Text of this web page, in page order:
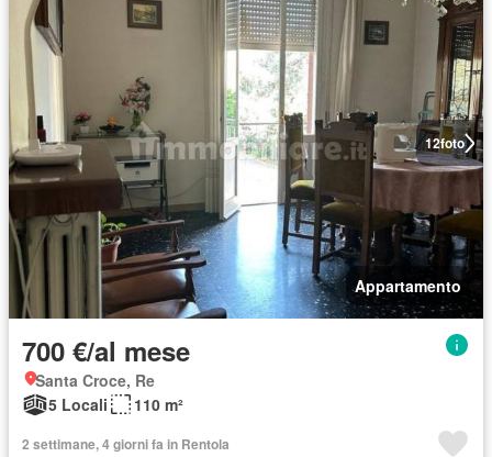
12foto
Appartamento
700 €/al mese
Santa Croce, Re
5 Locali
110 m²
2 settimane, 4 giorni fa in Rentola